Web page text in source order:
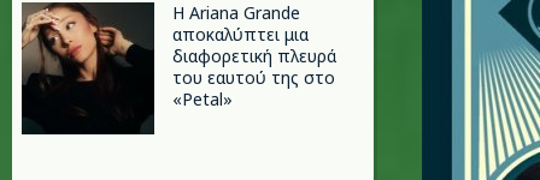
Η Ariana Grande
αποκαλύπτει μια
διαφορετική πλευρά
του εαυτού της στο
«Petal»